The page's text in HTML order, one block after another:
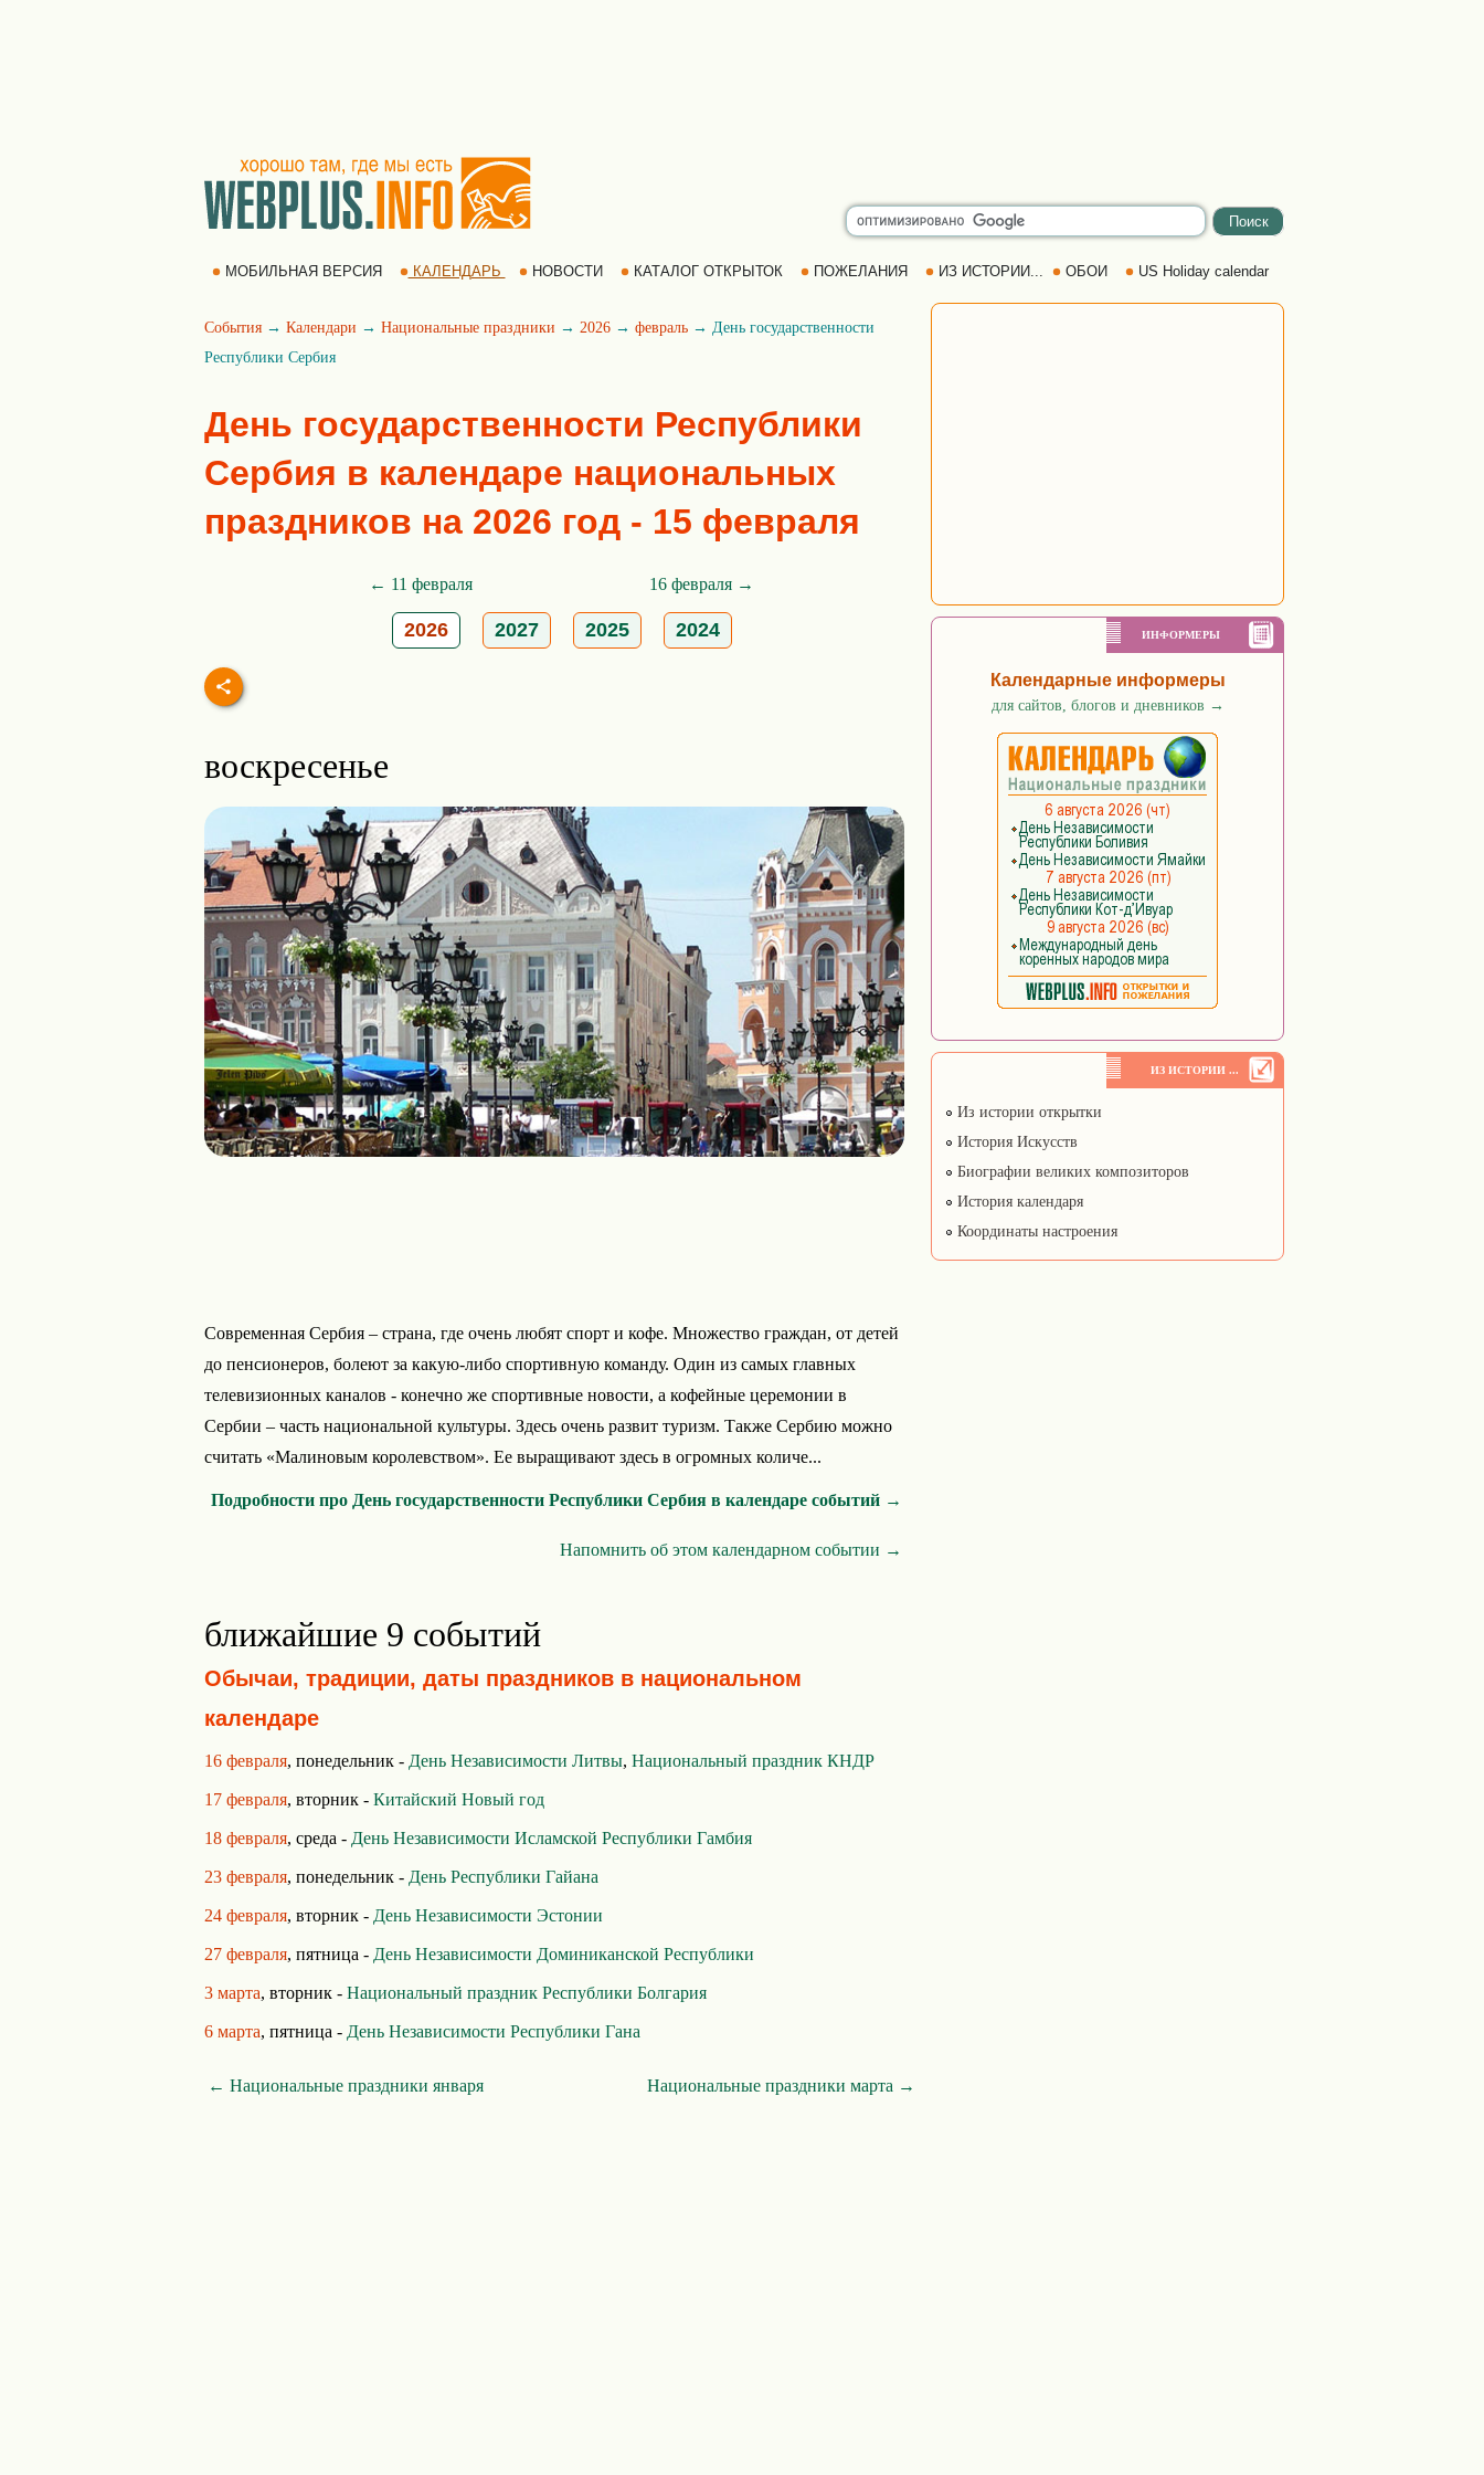
МОБИЛЬНАЯ ВЕРСИЯ КАЛЕНДАРЬ НОВОСТИ КАТАЛОГ ОТКРЫТОК ПОЖЕЛАНИЯ ИЗ ИСТОРИИ... ОБОИ US Holiday calendar
События → Календари → Национальные праздники → 2026 → февраль → День государственности
Республики Сербия
День государственности Республики
Сербия в календаре национальных
праздников на 2026 год - 15 февраля
← 11 февраля 16 февраля →
2026 2027 2025 2024
воскресенье
Современная Сербия – страна, где очень любят спорт и кофе. Множество граждан, от детей
до пенсионеров, болеют за какую-либо спортивную команду. Один из самых главных
телевизионных каналов - конечно же спортивные новости, а кофейные церемонии в
Сербии – часть национальной культуры. Здесь очень развит туризм. Также Сербию можно
считать «Малиновым королевством». Ее выращивают здесь в огромных количе...
Подробности про День государственности Республики Сербия в календаре событий →
Напомнить об этом календарном событии →
ближайшие 9 событий
Обычаи, традиции, даты праздников в национальном
календаре
16 февраля, понедельник - День Независимости Литвы, Национальный праздник КНДР
17 февраля, вторник - Китайский Новый год
18 февраля, среда - День Независимости Исламской Республики Гамбия
23 февраля, понедельник - День Республики Гайана
24 февраля, вторник - День Независимости Эстонии
27 февраля, пятница - День Независимости Доминиканской Республики
3 марта, вторник - Национальный праздник Республики Болгария
6 марта, пятница - День Независимости Республики Гана
← Национальные праздники января Национальные праздники марта →
ИНФОРМЕРЫ
Календарные информеры
для сайтов, блогов и дневников →
ИЗ ИСТОРИИ ...
Из истории открытки
История Искусств
Биографии великих композиторов
История календаря
Координаты настроения